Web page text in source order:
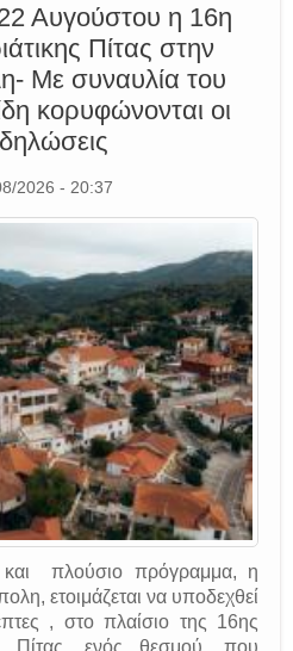
Αυγούστου η 16η
Πίτας στην
Με συναυλία του
κορυφώνονται οι
2026 - 20:37
και πλούσιο πρόγραμμα, η
ετοιμάζεται να υποδεχθεί
, στο πλαίσιο της 16ης
Πίτας, ενός θεσμού, που